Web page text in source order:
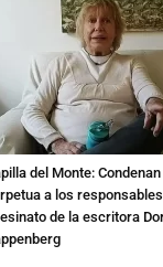
del Monte:
a los responsables
de la escritora